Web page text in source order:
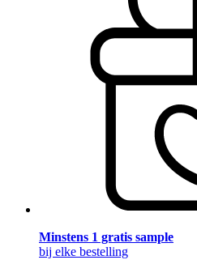
Minstens 1 gratis sample
bij elke bestelling